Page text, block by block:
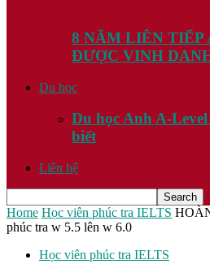
8 NĂM LIÊN TIẾP
ĐƯỢC VINH
Du học
Du học Anh A-
biết
Liên hệ
Home Học viên phúc tra IELTS
phúc tra w 5.5 lên w 6.0
Học viên phúc tra IELTS